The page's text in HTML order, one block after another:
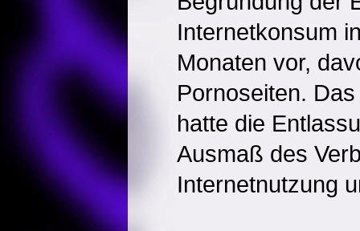
Internetkonsum
Monaten vor,
Pornoseiten.
hatte die
Ausmaß des
Internetnutzung